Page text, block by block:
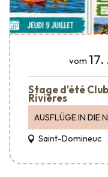
vom 17.
Stage d'été
Rivières
AUSFLÜGE IN DIE
Saint-Domineuc